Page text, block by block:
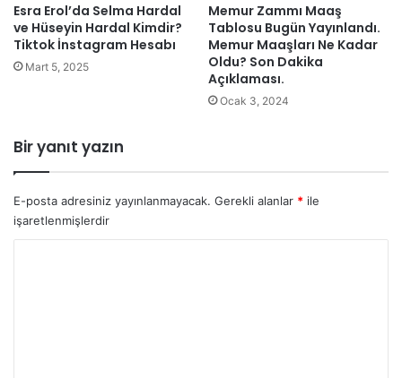
Esra Erol’da Selma Hardal
ve Hüseyin Hardal Kimdir?
Tiktok İnstagram Hesabı
Mart 5, 2025
Memur Zammı Maaş
Tablosu Bugün Yayınlandı.
Memur Maaşları Ne Kadar
Oldu? Son Dakika
Açıklaması.
Ocak 3, 2024
Bir yanıt yazın
E-posta adresiniz yayınlanmayacak. Gerekli alanlar * ile
işaretlenmişlerdir